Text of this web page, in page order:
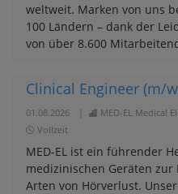
weltweit. Marken von uns
100 Ländern – dank der
von über 8.600
Clinical Engineer (m/
01.08.2026 MED-EL Medical
Vollzeit
MED-EL ist ein führender
medizinischen Geräten
Arten von Hörverlust.